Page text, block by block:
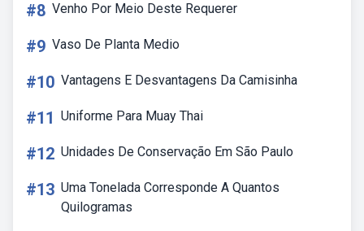
#8 Venho Por Meio Deste Requerer
#9 Vaso De Planta Medio
#10 Vantagens E Desvantagens Da Camisinha
#11 Uniforme Para Muay Thai
#12 Unidades De Conservação Em São Paulo
#13 Uma Tonelada Corresponde A Quantos
Quilogramas